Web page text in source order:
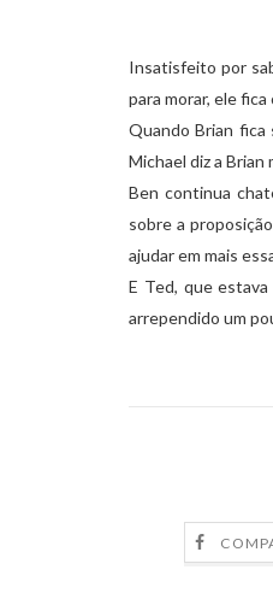
Insatisfeito por
para morar, ele
Quando Brian
Michael diz a
Ben continua
sobre a
ajudar em mais
E Ted, que
arrependido um